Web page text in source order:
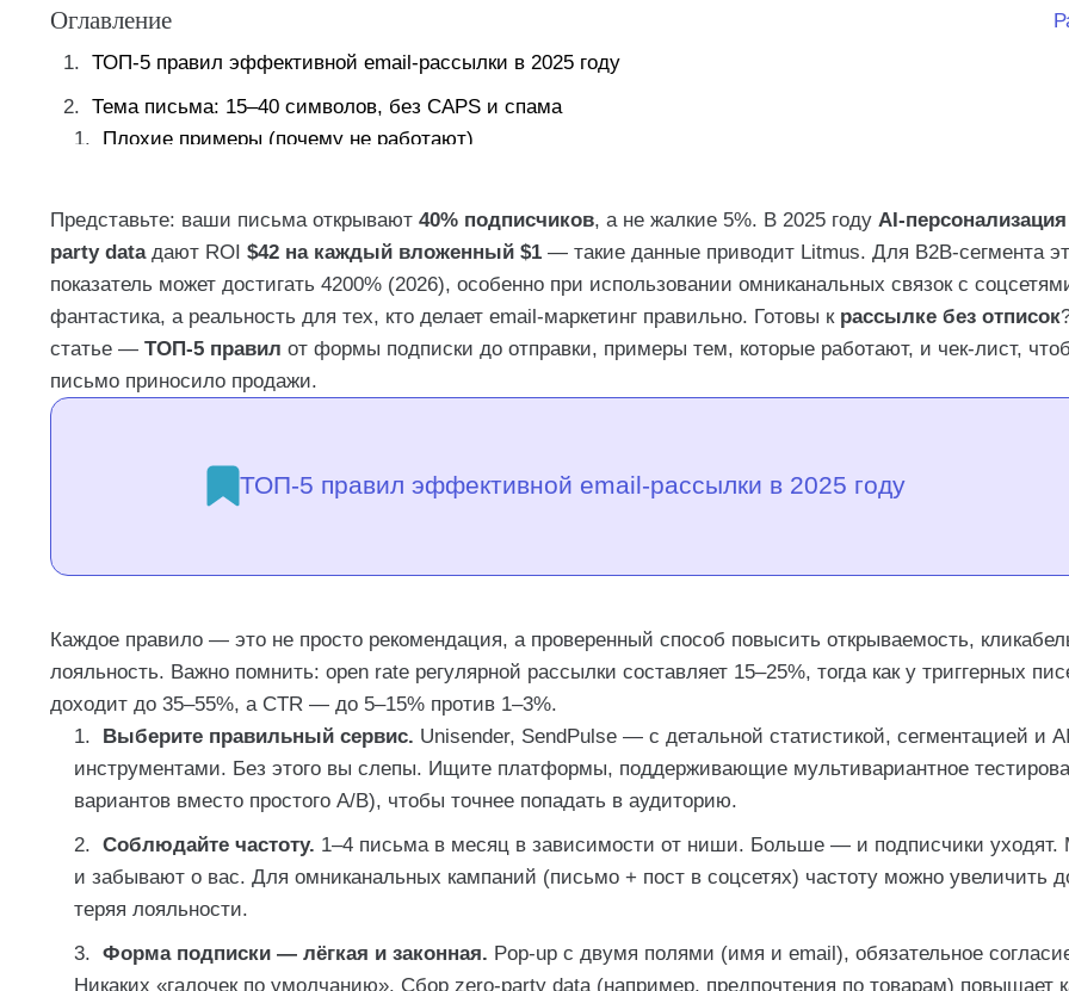
Оглавление
ТОП-5 правил эффективной email-рассылки в 2025 году
Тема письма: 15–40 символов, без CAPS и спама
Плохие примеры (почему не работают)
Типичные ошибки в email-рассылках (данные 2025)
Чек-лист: ваше письмо готово к отправке
FAQ: отвечаем на популярные вопросы
Сколько писем отправлять в месяц?
Только HTML или текст тоже нужен?
Часто задаваемые вопросы
Представьте: ваши письма открывают 40% подписчиков, а не жалкие 5%. В 2025 году AI-персонализация
party dataдают ROI $42 на каждый вложенный $1 — такие данные приводит Litmus. Для B2B-сегмента
показатель может достигать 4200% (2026), особенно при использовании омниканальных связок с
фантастика, а реальность для тех, кто делает email-маркетинг правильно. Готовы к рассылке без отписок
статье — ТОП-5 правил от формы подписки до отправки, примеры тем, которые работают, и чек-лист,
письмо приносило продажи.
ТОП-5 правил эффективной email-рассылки в 2025 году
Каждое правило — это не просто рекомендация, а проверенный способ повысить открываемость,
лояльность. Важно помнить: open rate регулярной рассылки составляет 15–25%, тогда как у триггерных
доходит до 35–55%, а CTR — до 5–15% против 1–3%.
Выберите правильный сервис. Unisender, SendPulse — с детальной статистикой, сегментацией и
инструментами. Без этого вы слепы. Ищите платформы, поддерживающие мультивариантное
вариантов вместо простого A/B), чтобы точнее попадать в аудиторию.
Соблюдайте частоту. 1–4 письма в месяц в зависимости от ниши. Больше — и подписчики
и забывают о вас. Для омниканальных кампаний (письмо + пост в соцсетях) частоту можно увеличить
теряя лояльности.
Форма подписки — лёгкая и законная. Pop-up с двумя полями (имя и email), обязательное
Никаких «галочек по умолчанию». Сбор zero-party data (например, предпочтения по товарам) повышает